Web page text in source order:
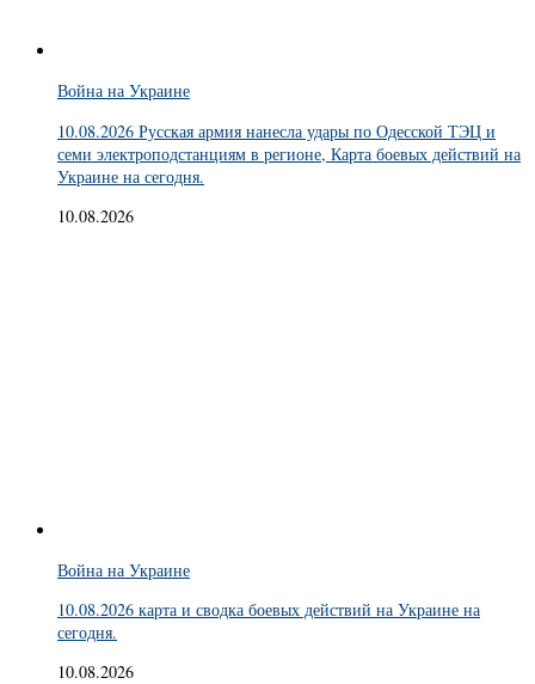
Война на Украине
10.08.2026 Русская армия нанесла удары по Одесской ТЭЦ и
семи электроподстанциям в регионе, Карта боевых действий на
Украине на сегодня.
10.08.2026
Война на Украине
10.08.2026 карта и сводка боевых действий на Украине на
сегодня.
10.08.2026